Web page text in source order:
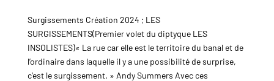
Surgissements Création 2024 ; LES
SURGISSEMENTS(Premier volet du diptyque LES
INSOLISTES)« La rue car elle est le territoire du banal et de
l’ordinaire dans laquelle il y a une possibilité de surprise,
c’est le surgissement. » Andy Summers Avec ces